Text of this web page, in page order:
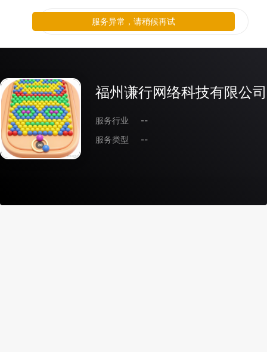
福州谦行网络科技有限公司
服务行业
--
服务类型
--
服务异常，请稍候再试